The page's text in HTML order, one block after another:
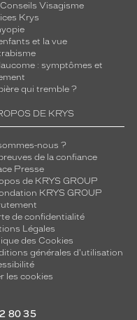
Visagisme
Krys
et la vue
: symptômes et
qui tremble ?
DE KRYS
nous ?
de la confiance
Presse
de KRYS GROUP
KRYS GROUP
de confidentialité
Légales
des Cookies
générales d'utilisation
les cookies
80 35